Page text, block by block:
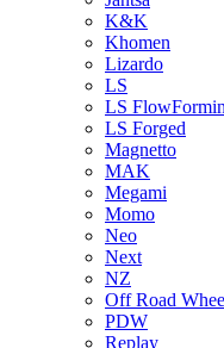
K&K
Khomen
Lizardo
LS
LS
LS Forged
Magnetto
MAK
Megami
Momo
Neo
Next
NZ
Off Road
PDW
Replay